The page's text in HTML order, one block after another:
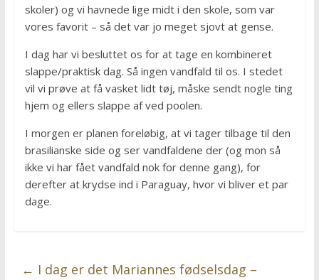
skoler) og vi havnede lige midt i den skole, som var
vores favorit – så det var jo meget sjovt at gense.
I dag har vi besluttet os for at tage en kombineret
slappe/praktisk dag. Så ingen vandfald til os. I stedet
vil vi prøve at få vasket lidt tøj, måske sendt nogle ting
hjem og ellers slappe af ved poolen.
I morgen er planen foreløbig, at vi tager tilbage til den
brasilianske side og ser vandfaldene der (og mon så
ikke vi har fået vandfald nok for denne gang), for
derefter at krydse ind i Paraguay, hvor vi bliver et par
dage.
← I dag er det Mariannes fødselsdag –